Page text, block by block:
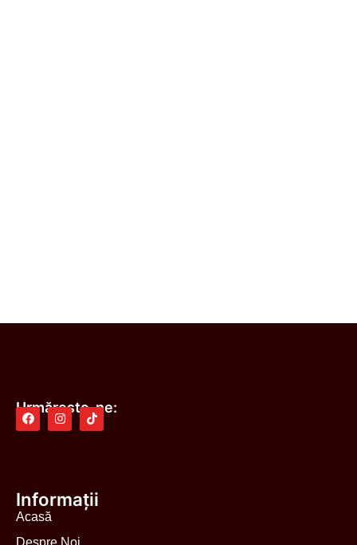
Urmărește-ne:
Informații
Acasă
Despre Noi